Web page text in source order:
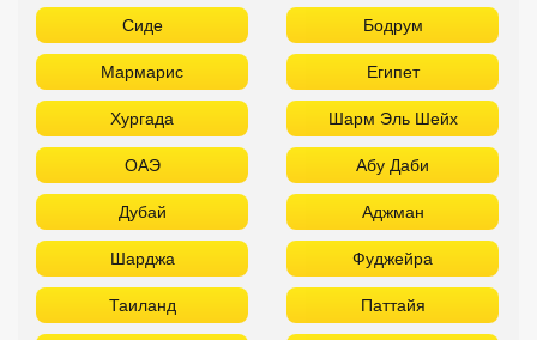
Сиде Бодрум
Мармарис Египет
Хургада Шарм Эль Шейх
ОАЭ Абу Даби
Дубай Аджман
Шарджа Фуджейра
Таиланд Паттайя